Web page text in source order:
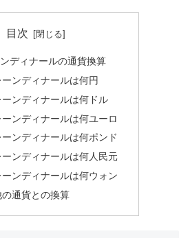
目次
ディナールの通貨換算
ンディナールは何円
ンディナールは何ドル
ンディナールは何ユーロ
ンディナールは何ポンド
ンディナールは何人民元
ンディナールは何ウォン
の通貨との換算